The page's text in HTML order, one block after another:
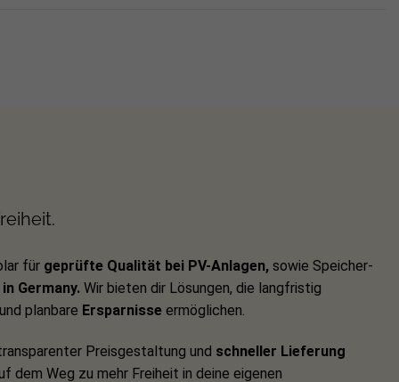
für geprüfte Qualität bei PV-Anlagen, sowie Speicher-
Germany. Wir bieten dir Lösungen, die langfristig
und planbare Ersparnisse ermöglichen.
Preisgestaltung und schneller Lieferung
dem Weg zu mehr Freiheit in deine eigenen